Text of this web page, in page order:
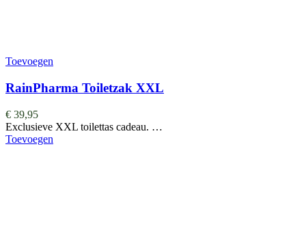
Toevoegen
RainPharma Toiletzak XXL
€ 39,95
Exclusieve XXL toilettas cadeau. …
Toevoegen